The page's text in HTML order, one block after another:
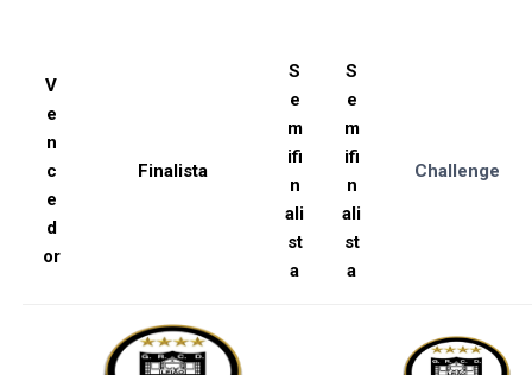
V
e
n
c
e
d
or
Finalista
S
e
m
ifi
n
ali
st
a
S
e
m
ifi
n
ali
st
a
Challenge